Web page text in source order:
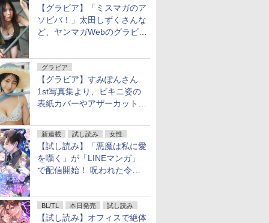
【グラビア】「ミスマガのア
ソビバ！」太田しずくさんな
ど、ヤンマガWebのグラビア
グラビア
【グラビア】すみぽんさん
1st写真集より、ビキニ姿の
表紙カバーやアザーカットを
新連載 試し読み 女性
【試し読み】「悪魔は私に愛
を囁く」が「LINEマンガ」
で配信開始！ 呪われた令嬢×
BL/TL 本日発売 試し読み
【試し読み】オフィスで絶体